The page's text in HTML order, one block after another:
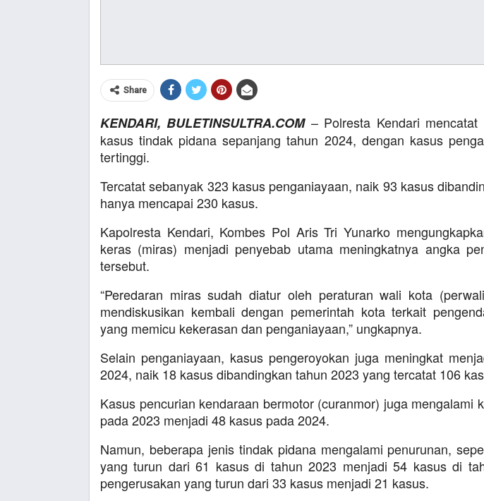
Share
KENDARI, BULETINSULTRA.COM– Polresta Kendari mencatat
kasus tindak pidana sepanjang tahun 2024, dengan kasus
tertinggi.
Tercatat sebanyak 323 kasus penganiayaan, naik 93 kasus
hanya mencapai 230 kasus.
Kapolresta Kendari, Kombes Pol Aris Tri Yunarko
keras (miras) menjadi penyebab utama meningkatnya angka
tersebut.
“Peredaran miras sudah diatur oleh peraturan wali kota
mendiskusikan kembali dengan pemerintah kota terkait
yang memicu kekerasan dan penganiayaan,” ungkapnya.
Selain penganiayaan, kasus pengeroyokan juga meningkat
2024, naik 18 kasus dibandingkan tahun 2023 yang tercatat 106
Kasus pencurian kendaraan bermotor (curanmor) juga mengalami
pada 2023 menjadi 48 kasus pada 2024.
Namun, beberapa jenis tindak pidana mengalami penurunan,
yang turun dari 61 kasus di tahun 2023 menjadi 54 kasus di
pengerusakan yang turun dari 33 kasus menjadi 21 kasus.